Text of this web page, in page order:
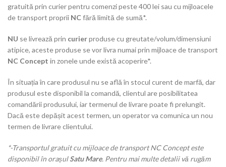
gratuită prin curier pentru comenzi peste 400 lei sau cu mijloacele
de transport proprii NC fără limită de sumă*.
NU se livrează prin curierproduse cu greutate/volum/dimensiuni
atipice, aceste produse se vor livra numai prin mijloace de transport
NC Concept in zonele unde există acoperire*.
În situația în care produsul nu se află în stocul curent de marfă, dar
produsul este disponibil la comandă, clientul are posibilitatea
comandării produsului, iar termenul de livrare poate fi prelungit.
Dacă este depășit acest termen, un operator va comunica un nou
termen de livrare clientului.
*-Transportul gratuit cu mijloace de transport NC Concept este
disponibil în orașulSatu Mare. Pentru mai multe detalii vă rugăm